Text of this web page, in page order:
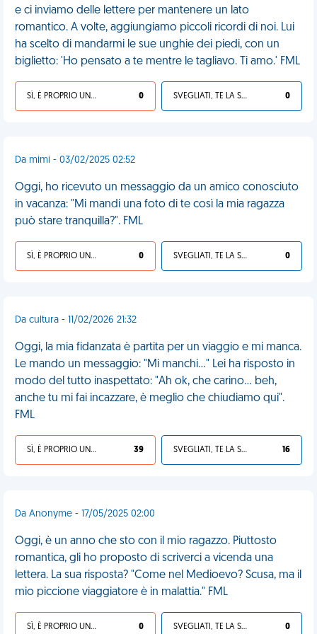
e ci inviamo delle lettere per mantenere un lato
romantico. A volte, aggiungiamo piccoli ricordi di noi. Lui
ha scelto di mandarmi le sue unghie dei piedi, con un
biglietto: 'Ho pensato a te mentre le tagliavo. Ti amo.' FML
SÌ, È PROPRIO UNA VDM! 0 SVEGLIATI, TE LA SEI CERCATA! 0
Da mimi - 03/02/2025 02:52
Oggi, ho ricevuto un messaggio da un amico conosciuto
in vacanza: "Mi mandi una foto di te così la mia ragazza
può stare tranquilla?". FML
SÌ, È PROPRIO UNA VDM! 0 SVEGLIATI, TE LA SEI CERCATA! 0
Da cultura - 11/02/2026 21:32
Oggi, la mia fidanzata è partita per un viaggio e mi manca.
Le mando un messaggio: "Mi manchi..." Lei ha risposto in
modo del tutto inaspettato: "Ah ok, che carino... beh,
anche tu mi fai incazzare, è meglio che chiudiamo qui".
FML
SÌ, È PROPRIO UNA VDM! 39 SVEGLIATI, TE LA SEI CERCATA! 16
Da Anonyme - 17/05/2025 02:00
Oggi, è un anno che sto con il mio ragazzo. Piuttosto
romantica, gli ho proposto di scriverci a vicenda una
lettera. La sua risposta? "Come nel Medioevo? Scusa, ma il
mio piccione viaggiatore è in malattia." FML
SÌ, È PROPRIO UNA VDM! 0 SVEGLIATI, TE LA SEI CERCATA! 0